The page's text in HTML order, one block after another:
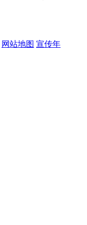
网站地图 宣传年